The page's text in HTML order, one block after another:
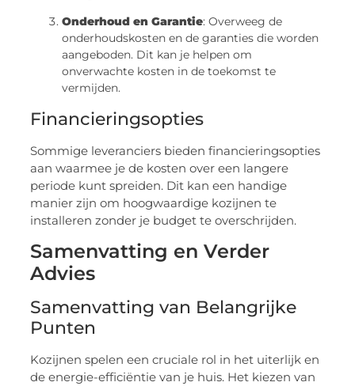
Onderhoud en Garantie: Overweeg de
onderhoudskosten en de garanties die worden
aangeboden. Dit kan je helpen om
onverwachte kosten in de toekomst te
vermijden.
Financieringsopties
Sommige leveranciers bieden financieringsopties
aan waarmee je de kosten over een langere
periode kunt spreiden. Dit kan een handige
manier zijn om hoogwaardige kozijnen te
installeren zonder je budget te overschrijden.
Samenvatting en Verder
Advies
Samenvatting van Belangrijke
Punten
Kozijnen spelen een cruciale rol in het uiterlijk en
de energie-efficiëntie van je huis. Het kiezen van